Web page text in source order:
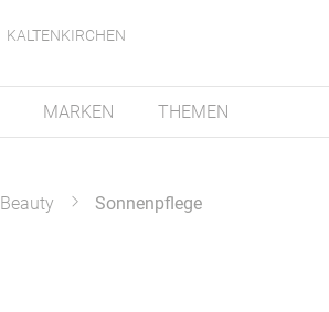
KALTENKIRCHEN
MARKEN THEMEN
Beauty Sonnenpflege